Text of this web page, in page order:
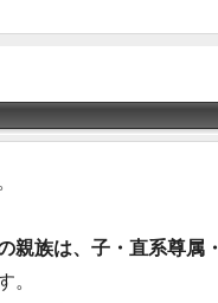
親族は、子・直系尊属
。